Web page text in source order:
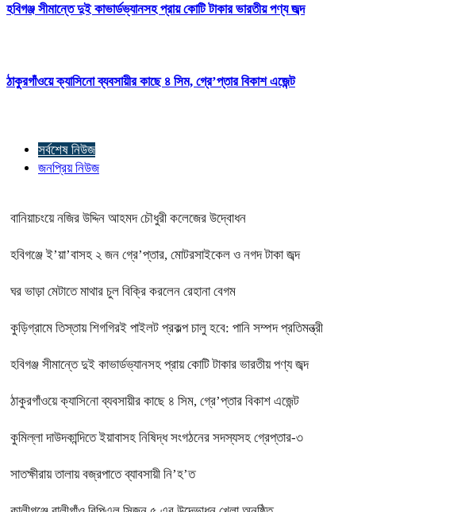
হবিগঞ্জ সীমান্তে দুই কাভার্ডভ্যানসহ প্রায় কোটি টাকার ভারতীয় পণ্য জব্দ
ঠাকুরগাঁওয়ে ক্যাসিনো ব্যবসায়ীর কাছে ৪ সিম, গ্রে’প্তার বিকাশ এজেন্ট
সর্বশেষ নিউজ
জনপ্রিয় নিউজ
বানিয়াচংয়ে নজির উদ্দিন আহমদ চৌধুরী কলেজের উদ্বোধন
হবিগঞ্জে ই’য়া’বাসহ ২ জন গ্রে’প্তার, মোটরসাইকেল ও নগদ টাকা জব্দ
ঘর ভাড়া মেটাতে মাথার চুল বিক্রি করলেন রেহানা বেগম
কুড়িগ্রামে তিস্তায় শিগগিরই পাইলট প্রকল্প চালু হবে: পানি সম্পদ প্রতিমন্ত্রী
হবিগঞ্জ সীমান্তে দুই কাভার্ডভ্যানসহ প্রায় কোটি টাকার ভারতীয় পণ্য জব্দ
ঠাকুরগাঁওয়ে ক্যাসিনো ব্যবসায়ীর কাছে ৪ সিম, গ্রে’প্তার বিকাশ এজেন্ট
কুমিল্লা দাউদকান্দিতে ইয়াবাসহ নিষিদ্ধ সংগঠনের সদস্যসহ গ্রেপ্তার-৩
সাতক্ষীরায় তালায় বজ্রপাতে ব্যাবসায়ী নি’হ’ত